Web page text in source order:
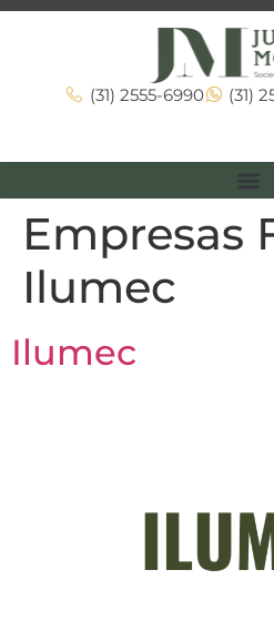
(31) 2555-6990 (31)
Empresas
Ilumec
Ilumec